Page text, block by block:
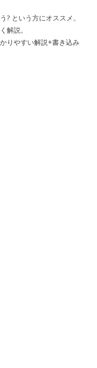
? という方にオススメ。
解説。
りやすい解説+書き込み